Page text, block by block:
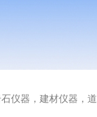
仪器，建材仪器，道桥